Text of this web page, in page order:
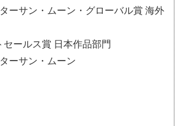
ーサン・ムーン・グローバル賞 海外
セールス賞 日本作品部門
ーサン・ムーン